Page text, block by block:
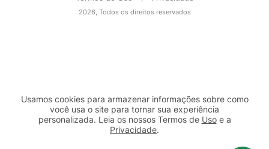
2026, Todos os direitos reservados
Usamos cookies para armazenar informações sobre como
você usa o site para tornar sua experiência
personalizada. Leia os nossos Termos de Usoe a
Privacidade.